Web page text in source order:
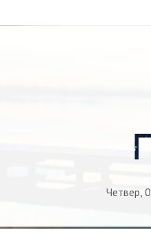
Четвер,